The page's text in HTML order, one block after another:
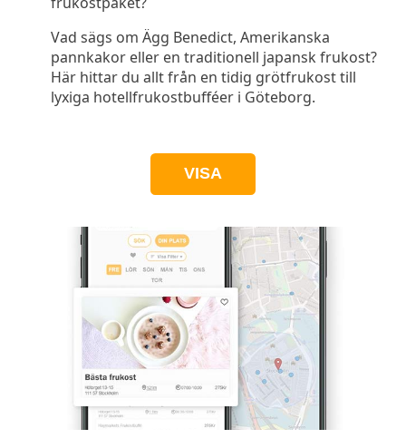
Vad sägs om Ägg Benedict, Amerikanska
pannkakor eller en traditionell japansk frukost?
Här hittar du allt från en tidig grötfrukost till
lyxiga hotellfrukostbufféer i Göteborg.
VISA